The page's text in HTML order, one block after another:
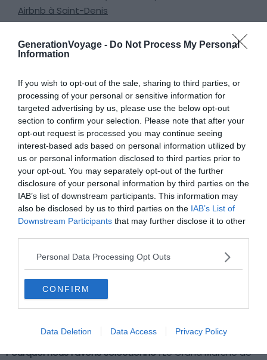
GenerationVoyage - Do Not Process My Personal
Information
If you wish to opt-out of the sale, sharing to third parties, or
processing of your personal or sensitive information for
targeted advertising by us, please use the below opt-out
section to confirm your selection. Please note that after your
opt-out request is processed you may continue seeing
interest-based ads based on personal information utilized by
us or personal information disclosed to third parties prior to
your opt-out. You may separately opt-out of the further
disclosure of your personal information by third parties on the
IAB’s list of downstream participants. This information may
also be disclosed by us to third parties on the IAB’s List of
Downstream Participants that may further disclose it to other
Personal Data Processing Opt Outs
CONFIRM
Data Deletion Data Access Privacy Policy
Airbnb à Saint-Denis
Découvrir La Réunion en photos
Le Grand Marché de Saint-Denis :
ouvert du lundi au samedi
Pourquoi nous l’avons sélectionné :Le Grand Marché de